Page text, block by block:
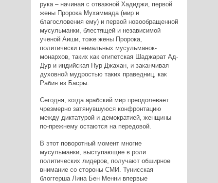
рука – начиная с отважной Хадиджи, первой
жены Пророка Мухаммада (мир и
благословения ему) и первой новообращенной
мусульманки, блестящей и независимой
ученой Аиши, тоже жены Пророка,
политически гениальных мусульманок-
монархов, таких как египетская Шаджарат Ад-
Дур и индийская Нур Джахан, и заканчивая
духовной мудростью таких праведниц, как
Рабия из Басры.
Сегодня, когда арабский мир преодолевает
чрезмерно затянувшуюся конфронтацию
между диктатурой и демократией, женщины
по-прежнему остаются на передовой.
В этот поворотный момент многие
мусульманки, выступающие в роли
политических лидеров, получают обширное
внимание со стороны СМИ. Тунисская
блоггерша Лина Бен Менни впервые